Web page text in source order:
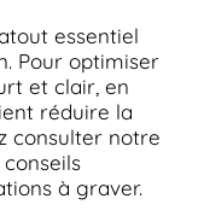
essentiel
Pour optimiser
et clair, en
réduire la
consulter notre
à graver.